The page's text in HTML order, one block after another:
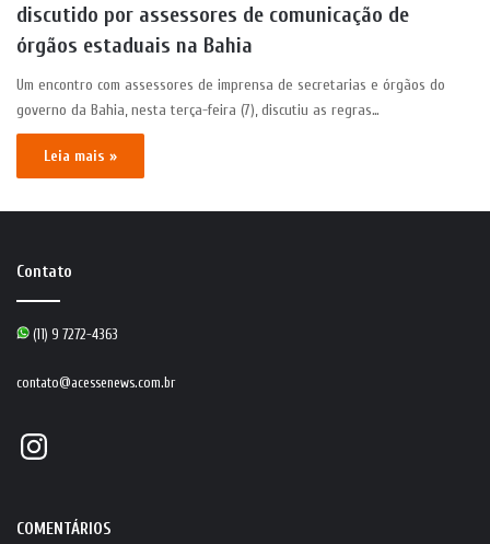
discutido por assessores de comunicação de
órgãos estaduais na Bahia
Um encontro com assessores de imprensa de secretarias e órgãos do
governo da Bahia, nesta terça-feira (7), discutiu as regras…
Leia mais »
Contato
(11) 9 7272-4363
contato@acessenews.com.br
Instagram
COMENTÁRIOS